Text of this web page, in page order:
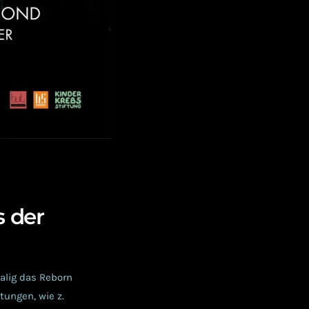
der
das Reborn
wie z.